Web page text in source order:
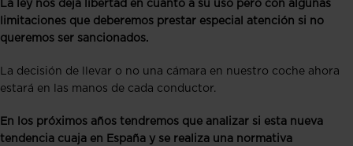
La ley nos deja libertad en cuanto a su uso pero con algunas
limitaciones que deberemos prestar especial atención si no
queremos ser sancionados.
La decisión de llevar o no una cámara en nuestro coche ahora
estará en las manos de cada conductor.
En los próximos años tendremos que analizar si esta nueva
tendencia cuaja en España y se realiza una normativa